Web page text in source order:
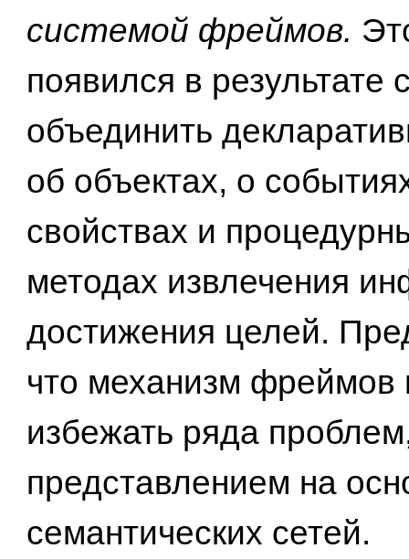
системой фреймов.
появился в результате
объединить
об объектах, о
свойствах и
методах извлечения
достижения целей.
что механизм фреймов
избежать ряда
представлением на
семантических сетей.